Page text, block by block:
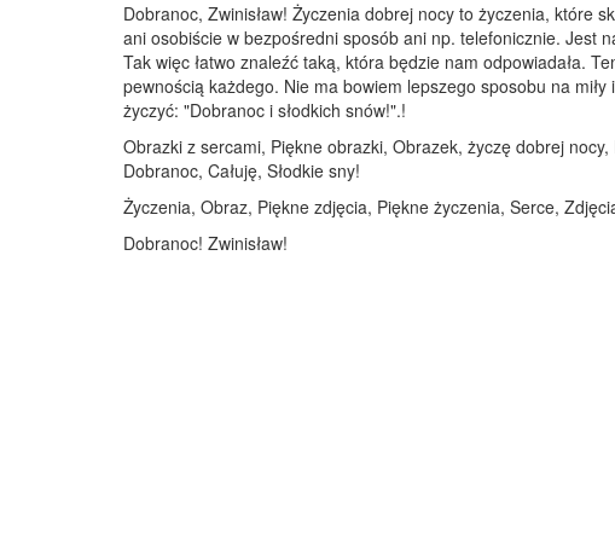
Dobranoc, Zwinisław! Życzenia dobrej nocy to życzenia, które
ani osobiście w bezpośredni sposób ani np. telefonicznie. Jest
Tak więc łatwo znaleźć taką, która będzie nam odpowiadała.
pewnością każdego. Nie ma bowiem lepszego sposobu na
życzyć: "Dobranoc i słodkich snów!".!
Obrazki z sercami, Piękne obrazki, Obrazek, życzę dobrej
Dobranoc, Całuję, Słodkie sny!
Życzenia, Obraz, Piękne zdjęcia, Piękne życzenia, Serce,
Dobranoc! Zwinisław!